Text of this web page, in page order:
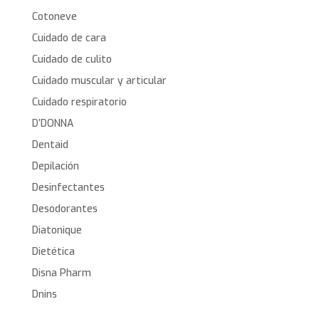
Cotoneve
Cuidado de cara
Cuidado de culito
Cuidado muscular y articular
Cuidado respiratorio
D’DONNA
Dentaid
Depilación
Desinfectantes
Desodorantes
Diatonique
Dietética
Disna Pharm
Dnins